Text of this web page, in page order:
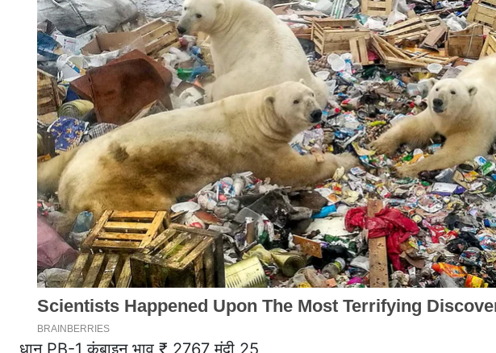
धान PB-1 कंबाइन भाव ₹ 2767 मंदी 25